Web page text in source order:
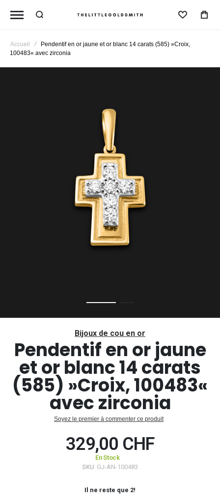
Liste
Accueil
Pendentif en or jaune et or blanc 14 carats (585) »Croix,
100483« avec zirconia
d’images
Bijoux de cou en or
Pendentif en or jaune
et or blanc 14 carats
(585) »Croix, 100483«
avec zirconia
Soyez le premier à commenter ce produit
329,00 CHF
En Stock
SKU GJ-AN-100483
Il ne reste que 2!